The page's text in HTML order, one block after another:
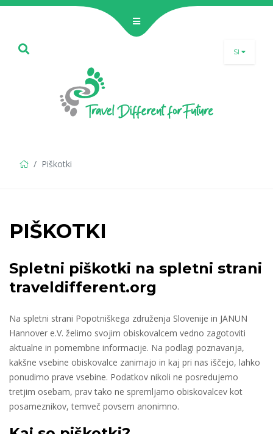
SI
Piškotki
PIŠKOTKI
Spletni piškotki na spletni strani
traveldifferent.org
Na spletni strani Popotniškega združenja Slovenije in JANUN
Hannover e.V. želimo svojim obiskovalcem vedno zagotoviti
aktualne in pomembne informacije. Na podlagi poznavanja,
kakšne vsebine obiskovalce zanimajo in kaj pri nas iščejo, lahko
ponudimo prave vsebine. Podatkov nikoli ne posredujemo
tretjim osebam, prav tako ne spremljamo obiskovalcev kot
posameznikov, temveč povsem anonimno.